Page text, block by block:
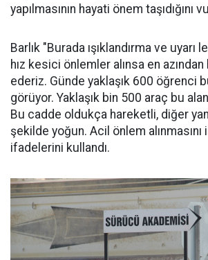
yapılmasının hayati önem taşıdığını
Barlık "Burada ışıklandırma ve uyarı
hız kesici önlemler alınsa en
ederiz. Günde yaklaşık 600 öğrenci
görüyor. Yaklaşık bin 500 araç bu
Bu cadde oldukça hareketli, diğer
şekilde yoğun. Acil önlem alınmasını
ifadelerini kullandı.